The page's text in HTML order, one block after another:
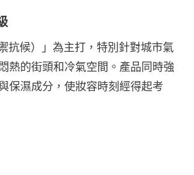
候）」為主打，特別針對城市氣
熱的街頭和冷氣空間。產品同時強
保濕成分，使妝容時刻經得起考